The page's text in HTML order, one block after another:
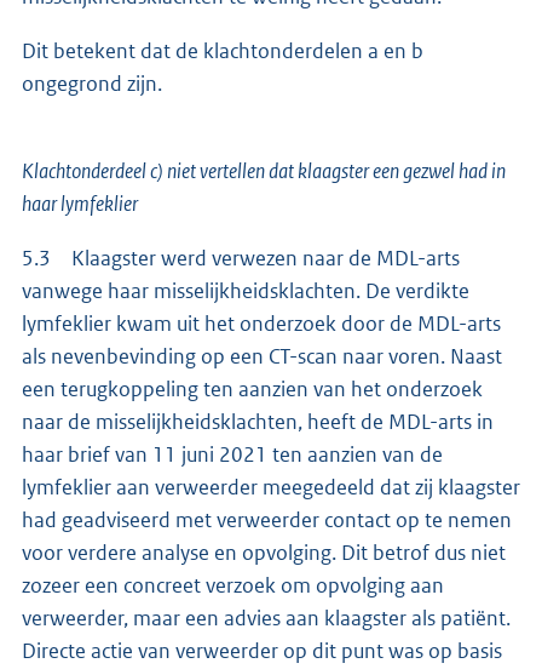
Dit betekent dat de klachtonderdelen a en b
ongegrond zijn.
Klachtonderdeel c) niet vertellen dat klaagster een gezwel had in
haar lymfeklier
5.3 Klaagster werd verwezen naar de MDL-arts
vanwege haar misselijkheidsklachten. De verdikte
lymfeklier kwam uit het onderzoek door de MDL-arts
als nevenbevinding op een CT-scan naar voren. Naast
een terugkoppeling ten aanzien van het onderzoek
naar de misselijkheidsklachten, heeft de MDL-arts in
haar brief van 11 juni 2021 ten aanzien van de
lymfeklier aan verweerder meegedeeld dat zij klaagster
had geadviseerd met verweerder contact op te nemen
voor verdere analyse en opvolging. Dit betrof dus niet
zozeer een concreet verzoek om opvolging aan
verweerder, maar een advies aan klaagster als patiënt.
Directe actie van verweerder op dit punt was op basis